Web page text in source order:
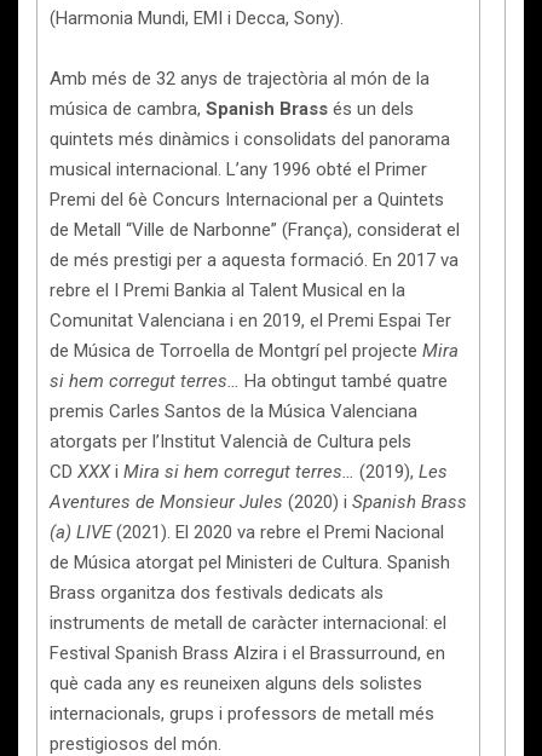
(Harmonia Mundi, EMI i Decca, Sony).
Amb més de 32 anys de trajectòria al món de la
música de cambra, Spanish Brass és un dels
quintets més dinàmics i consolidats del panorama
musical internacional. L’any 1996 obté el Primer
Premi del 6è Concurs Internacional per a Quintets
de Metall “Ville de Narbonne” (França), considerat el
de més prestigi per a aquesta formació. En 2017 va
rebre el I Premi Bankia al Talent Musical en la
Comunitat Valenciana i en 2019, el Premi Espai Ter
de Música de Torroella de Montgrí pel projecte Mira
si hem corregut terres… Ha obtingut també quatre
premis Carles Santos de la Música Valenciana
atorgats per l’Institut Valencià de Cultura pels
CD XXXi Mira si hem corregut terres… (2019), Les
Aventures de Monsieur Jules (2020) i Spanish Brass
(a) LIVE(2021). El 2020 va rebre el Premi Nacional
de Música atorgat pel Ministeri de Cultura. Spanish
Brass organitza dos festivals dedicats als
instruments de metall de caràcter internacional: el
Festival Spanish Brass Alzira i el Brassurround, en
què cada any es reuneixen alguns dels solistes
internacionals, grups i professors de metall més
prestigiosos del món.